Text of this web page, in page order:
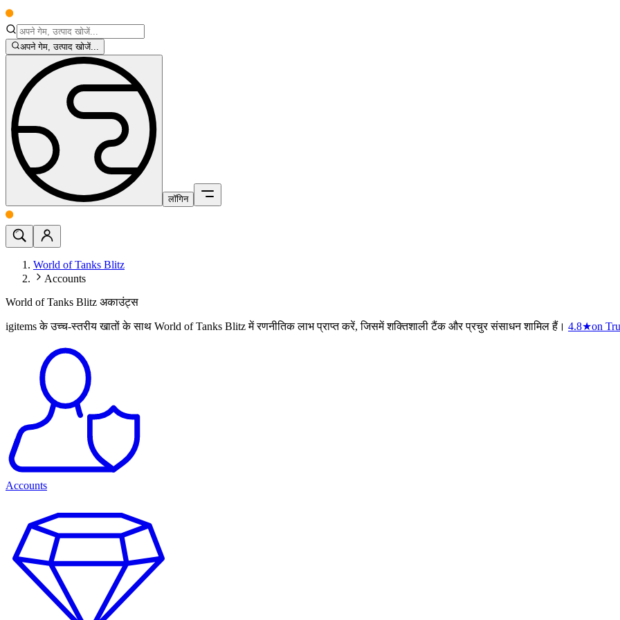
अपने गेम, उत्पाद खोजें...
लॉगिन
World of Tanks Blitz
Accounts
World of Tanks Blitz अकाउंट्स
igitems के उच्च-स्तरीय खातों के साथ World of Tanks Blitz में रणनीतिक लाभ प्राप्त करें, जिसमें शक्तिशाली टैंक और प्रचुर संसाधन शामिल हैं। 4.8★on
Accounts